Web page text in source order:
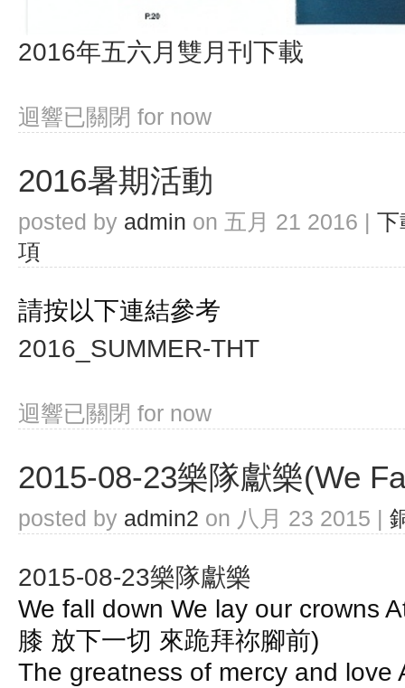
2016年五六月雙月刊下載
迴響已關閉 for now
2016暑期活動
posted by admin on 五月 21 2016 | 下
項
請按以下連結參考
2016_SUMMER-THT
迴響已關閉 for now
2015-08-23樂隊獻樂(We
posted by admin2 on 八月 23 2015 |
2015-08-23樂隊獻樂
We fall down We lay our crowns
膝 放下一切 來跪拜祢腳前)
The greatness of mercy and love